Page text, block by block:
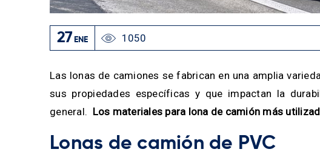
27 ENE 1050
Las lonas de camiones se fabrican en una amplia
sus propiedades específicas y que impactan la
general. Los materiales para lona de camión más
Lonas de camión de PVC